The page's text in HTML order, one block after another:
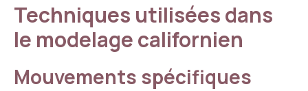
Techniques utilisées dans
le modelage californien
Mouvements spécifiques